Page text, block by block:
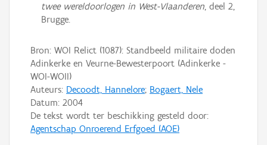
twee wereldoorlogen in West-Vlaanderen, deel 2,
Brugge.
Bron: WOI Relict (1087): Standbeeld militaire doden
Adinkerke en Veurne-Bewesterpoort (Adinkerke -
WOI-WOII)
Auteurs: Decoodt, Hannelore; Bogaert, Nele
Datum: 2004
De tekst wordt ter beschikking gesteld door:
Agentschap Onroerend Erfgoed (AOE)